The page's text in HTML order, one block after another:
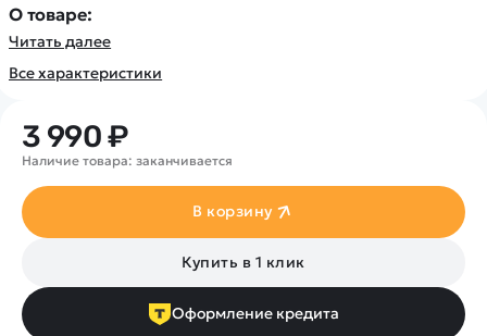
О товаре:
Читать далее
Все характеристики
3 990 ₽
Наличие товара: заканчивается
В корзину
Купить в 1 клик
Оформление кредита
Роботы
Самолеты
Детские электромобили
Спецтехника
Железные дороги
Конструкторы
Статьи про беспилотники
Обзор квадрокоптеров
Аренда Квадрокоптеров
Контакты
Оплата и доставка
Помощь
Оплата на сайте